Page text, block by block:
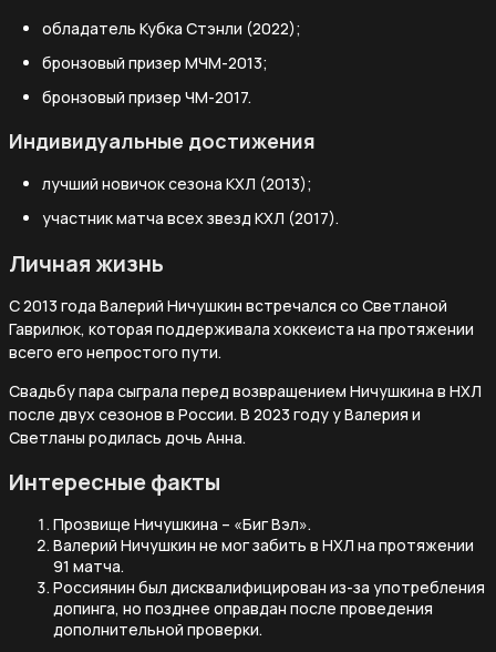
обладатель Кубка Стэнли (2022);
бронзовый призер МЧМ-2013;
бронзовый призер ЧМ-2017.
Индивидуальные достижения
лучший новичок сезона КХЛ (2013);
участник матча всех звезд КХЛ (2017).
Личная жизнь
С 2013 года Валерий Ничушкин встречался со Светланой
Гаврилюк, которая поддерживала хоккеиста на протяжении
всего его непростого пути.
Свадьбу пара сыграла перед возвращением Ничушкина в НХЛ
после двух сезонов в России. В 2023 году у Валерия и
Светланы родилась дочь Анна.
Интересные факты
Прозвище Ничушкина – «Биг Вэл».
Валерий Ничушкин не мог забить в НХЛ на протяжении
91 матча.
Россиянин был дисквалифицирован из-за употребления
допинга, но позднее оправдан после проведения
дополнительной проверки.